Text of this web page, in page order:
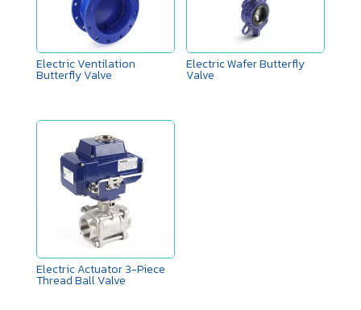
Electric Ventilation
Butterfly Valve
Electric Wafer Butterfly
Valve
Electric Actuator 3-Piece
Thread Ball Valve